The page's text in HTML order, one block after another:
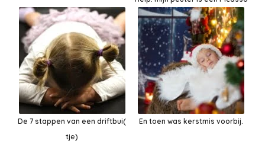
De 7 stappen van een driftbui(
tje)
En toen was kerstmis voorbij.